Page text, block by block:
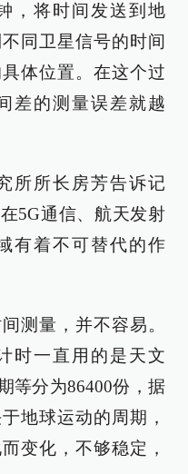
，将时间发送到地
同卫星信号的时间
体位置。在这个过
差的测量误差就越
所所长房芳告诉记
5G通信、航天发射
有着不可替代的作
测量，并不容易。
时一直用的是天文
等分为86400份，据
地球运动的周期，
变化，不够稳定，